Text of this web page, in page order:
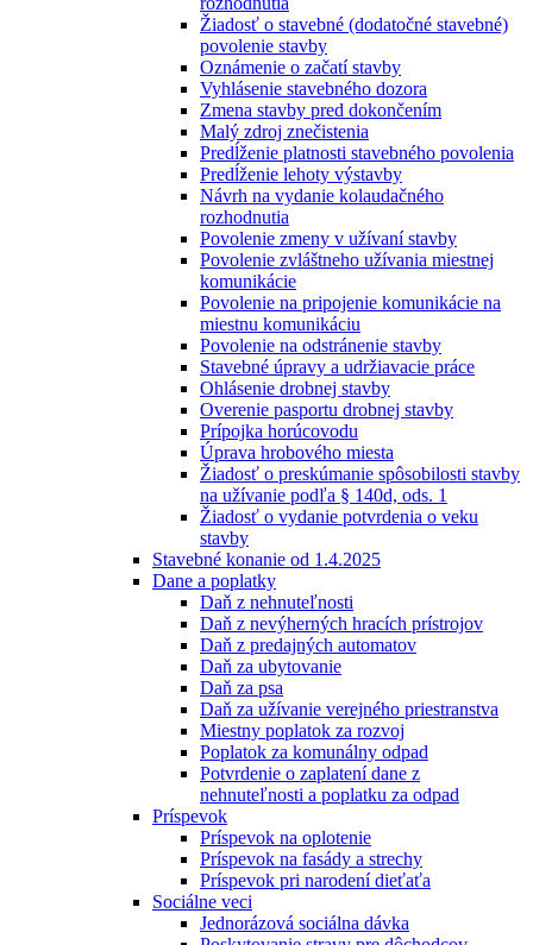
Žiadosť o stavebné (dodatočné stavebné)
povolenie stavby
Oznámenie o začatí stavby
Vyhlásenie stavebného dozora
Zmena stavby pred dokončením
Malý zdroj znečistenia
Predĺženie platnosti stavebného povolenia
Predĺženie lehoty výstavby
Návrh na vydanie kolaudačného
rozhodnutia
Povolenie zmeny v užívaní stavby
Povolenie zvláštneho užívania miestnej
komunikácie
Povolenie na pripojenie komunikácie na
miestnu komunikáciu
Povolenie na odstránenie stavby
Stavebné úpravy a udržiavacie práce
Ohlásenie drobnej stavby
Overenie pasportu drobnej stavby
Prípojka horúcovodu
Úprava hrobového miesta
Žiadosť o preskúmanie spôsobilosti stavby
na užívanie podľa § 140d, ods. 1
Žiadosť o vydanie potvrdenia o veku
stavby
Stavebné konanie od 1.4.2025
Dane a poplatky
Daň z nehnuteľnosti
Daň z nevýherných hracích prístrojov
Daň z predajných automatov
Daň za ubytovanie
Daň za psa
Daň za užívanie verejného priestranstva
Miestny poplatok za rozvoj
Poplatok za komunálny odpad
Potvrdenie o zaplatení dane z
nehnuteľnosti a poplatku za odpad
Príspevok
Príspevok na oplotenie
Príspevok na fasády a strechy
Príspevok pri narodení dieťaťa
Sociálne veci
Jednorázová sociálna dávka